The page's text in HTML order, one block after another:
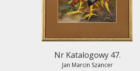
Nr Katalogowy 47.
Jan Marcin Szancer